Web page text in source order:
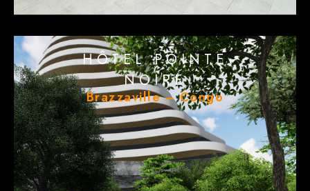
HÔTEL POINTE
NOIRE
Brazzaville – Congo